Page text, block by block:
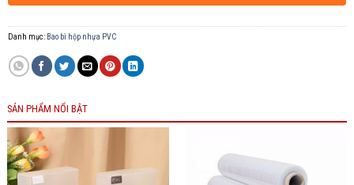
Danh mục: Bao bì hộp nhựa PVC
SẢN PHẨM NỔI BẬT